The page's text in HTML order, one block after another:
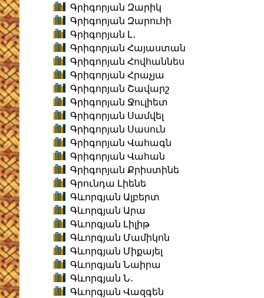
Գրիգորյան Զարիկ
Գրիգորյան Զարուհի
Գրիգորյան Լ․
Գրիգորյան Հայաստան
Գրիգորյան Հովհաննես
Գրիգորյան Հրաչյա
Գրիգորյան Շավարշ
Գրիգորյան Ջուլիետ
Գրիգորյան Սամվել
Գրիգորյան Սասուն
Գրիգորյան Վահագն
Գրիգորյան Վահան
Գրիգորյան Քրիստինե
Գրունդա Լիենե
Գևորգյան Ալբերտ
Գևորգյան Արա
Գևորգյան Լիլիթ
Գևորգյան Մամիկոն
Գևորգյան Միքայել
Գևորգյան Նաիրա
Գևորգյան Ն․
Գևորգյան Վազգեն